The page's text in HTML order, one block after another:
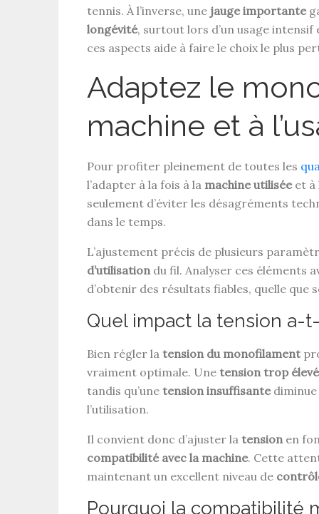
tennis. À l’inverse, une jauge importante
longévité, surtout lors d’un usage
ces aspects aide à faire le choix le plus
Adaptez le
machine et à
Pour profiter pleinement de toutes les
l’adapter à la fois à la machine utiliséeet à
seulement d’éviter les désagréments
dans le temps.
L’ajustement précis de plusieurs
d’utilisation du fil. Analyser ces éléments
d’obtenir des résultats fiables, quelle que
Quel impact la tension a-
Bien régler la tension du monofilament
vraiment optimale. Une tension trop
tandis qu’une tension insuffisante
l’utilisation.
Il convient donc d’ajuster la tension en
compatibilité avec la machine. Cette
maintenant un excellent niveau de
Pourquoi la compatibilité